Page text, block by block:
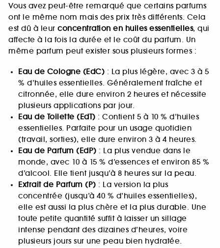
Vous avez peut-être remarqué que certains parfums
ont le même nom mais des prix très différents. Cela
est dû à leur concentration en huiles essentielles, qui
affecte à la fois la durée et le coût du parfum. Un
même parfum peut exister sous plusieurs formes :
Eau de Cologne (EdC) : La plus légère, avec 3 à 5
% d’huiles essentielles. Généralement fraîche et
citronnée, elle dure environ 2 heures et nécessite
plusieurs applications par jour.
Eau de Toilette (EdT) : Contient 5 à 10 % d’huiles
essentielles. Parfaite pour un usage quotidien
(travail, sorties), elle dure environ 3 à 4 heures.
Eau de Parfum (EdP) : La plus vendue dans le
monde, avec 10 à 15 % d’essences et environ 85 %
d’alcool. Elle tient jusqu’à 8 heures sur la peau.
Extrait de Parfum (P) : La version la plus
concentrée (jusqu’à 40 % d’huiles essentielles),
elle est aussi la plus chère et la plus durable. Une
toute petite quantité suffit à laisser un sillage
intense pendant des dizaines d’heures, voire
plusieurs jours sur une peau bien hydratée.